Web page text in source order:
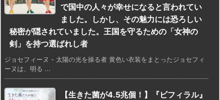
で国中の人々が幸せになると言われてい
ました。しかし、その魅力には恐ろしい
秘密が隠されていました。王国を守るための「女神の
剣」を持つ選ばれし者
ジョセフィーヌ - 太陽の光を操る者 黄色い衣装をまとったジョセフィ
ーヌは、明る ...
【生きた菌が4.5兆個！】『ビフィラル』